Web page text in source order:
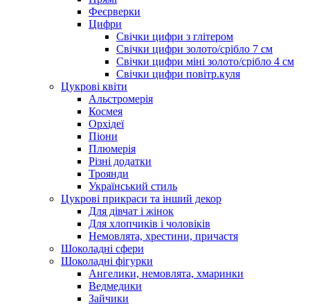
Феєрверки
Цифри
Свічки цифри з глітером
Свічки цифри золото/срібло 7 см
Свічки цифри міні золото/срібло 4 см
Свічки цифри повітр.куля
Цукрові квіти
Альстромерія
Космея
Орхідеї
Піони
Плюмерія
Різні додатки
Троянди
Український стиль
Цукрові прикраси та інший декор
Для дівчат і жінок
Для хлопчиків і чоловіків
Немовлята, хрестини, причастя
Шоколадні сфери
Шоколадні фігурки
Ангелики, немовлята, хмаринки
Ведмедики
Зайчики